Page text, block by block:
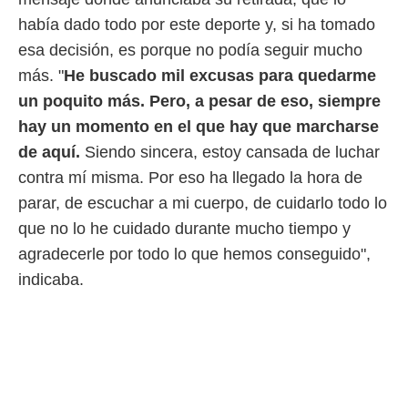
utilizar
uso de
contenido
medir el
el
del
de
o a través
había dado todo por este deporte y, si ha tomado
esa decisión, es porque no podía seguir mucho
más. "He buscado mil excusas para quedarme
un poquito más. Pero, a pesar de eso, siempre
hay un momento en el que hay que marcharse
de aquí. Siendo sincera, estoy cansada de luchar
contra mí misma. Por eso ha llegado la hora de
parar, de escuchar a mi cuerpo, de cuidarlo todo lo
que no lo he cuidado durante mucho tiempo y
agradecerle por todo lo que hemos conseguido",
indicaba.